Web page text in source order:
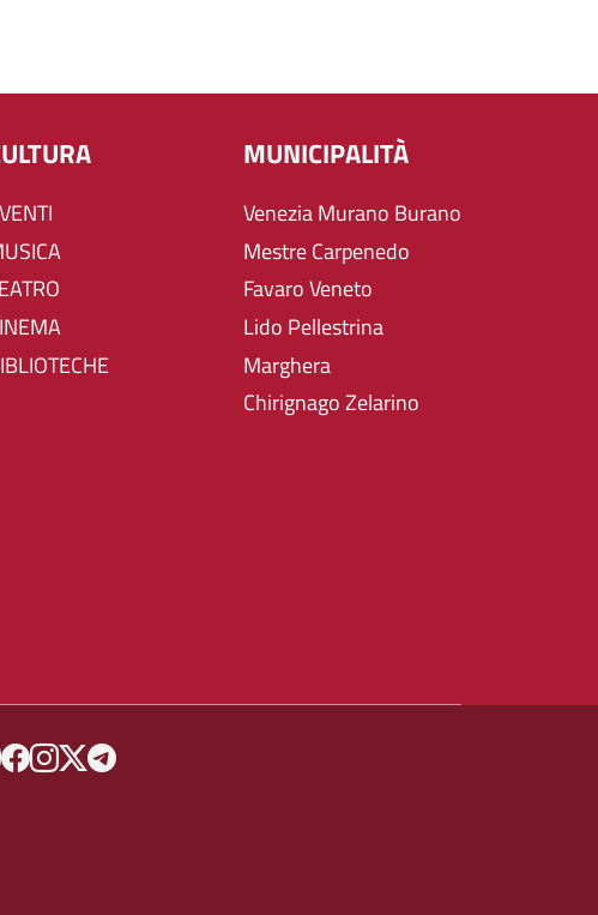
EVENTI
MUSICA
CINEMA
BIBLIOTECHE
MUNICIPALITÀ
Venezia Murano Burano
Mestre Carpenedo
Favaro Veneto
Lido Pellestrina
Marghera
Chirignago Zelarino
MENU